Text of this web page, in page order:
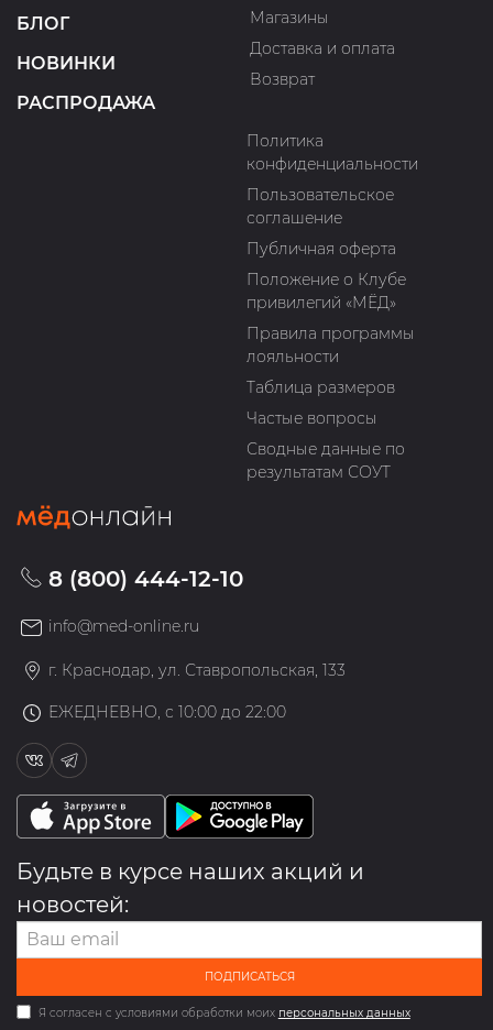
БЛОГ
НОВИНКИ
РАСПРОДАЖА
Магазины
Доставка и оплата
Возврат
Политика
конфиденциальности
Пользовательское
соглашение
Публичная оферта
Положение о Клубе
привилегий «МЁД»
Правила программы
лояльности
Таблица размеров
Частые вопросы
Сводные данные по
результатам СОУТ
8 (800) 444-12-10
info@med-online.ru
г. Краснодар, ул. Ставропольская, 133
ЕЖЕДНЕВНО, с 10:00 до 22:00
Будьте в курсе наших акций и
новостей:
ПОДПИСАТЬСЯ
Я согласен с условиями обработки моих персональных данных